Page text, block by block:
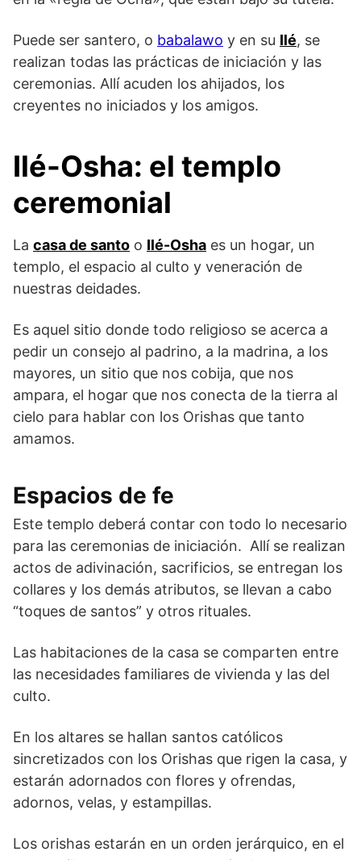
Puede ser santero, o babalawo y en su Ilé, se
realizan todas las prácticas de iniciación y las
ceremonias. Allí acuden los ahijados, los
creyentes no iniciados y los amigos.
Ilé-Osha: el templo
ceremonial
La casa de santo o Ilé-Osha es un hogar, un
templo, el espacio al culto y veneración de
nuestras deidades.
Es aquel sitio donde todo religioso se acerca a
pedir un consejo al padrino, a la madrina, a los
mayores, un sitio que nos cobija, que nos
ampara, el hogar que nos conecta de la tierra al
cielo para hablar con los Orishas que tanto
amamos.
Espacios de fe
Este templo deberá contar con todo lo necesario
para las ceremonias de iniciación. Allí se realizan
actos de adivinación, sacrificios, se entregan los
collares y los demás atributos, se llevan a cabo
“toques de santos” y otros rituales.
Las habitaciones de la casa se comparten entre
las necesidades familiares de vivienda y las del
culto.
En los altares se hallan santos católicos
sincretizados con los Orishas que rigen la casa, y
estarán adornados con flores y ofrendas,
adornos, velas, y estampillas.
Los orishas estarán en un orden jerárquico, en el